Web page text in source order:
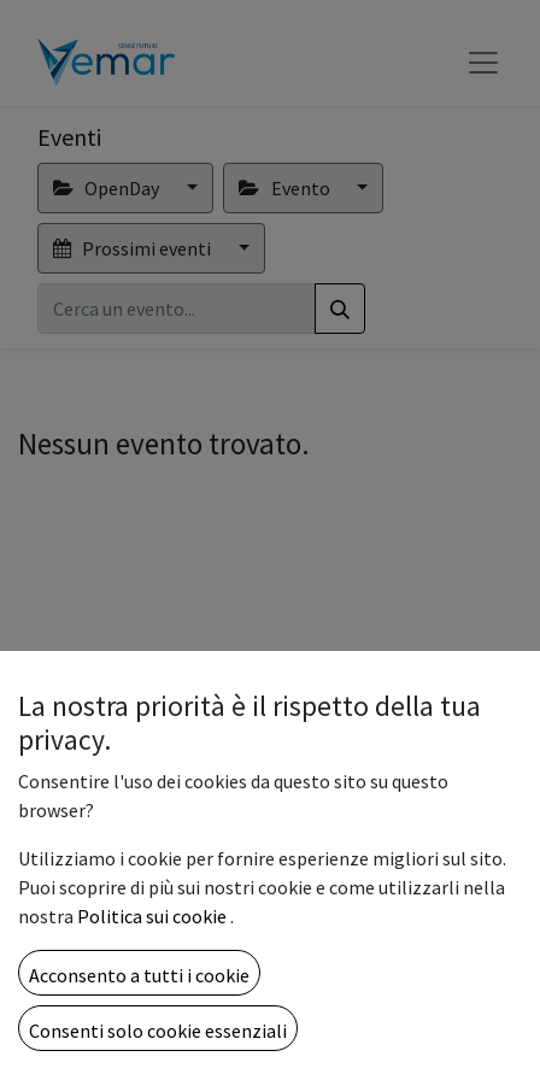
Eventi
OpenDay Evento
Prossimi eventi
Nessun evento trovato.
Copyright © Vemar sas
Fornito da - Il n° 1 tra gli
La nostra priorità è il rispetto della tua
privacy.
Consentire l'uso dei cookies da questo sito su questo
browser?
Utilizziamo i cookie per fornire esperienze migliori sul sito.
Puoi scoprire di più sui nostri cookie e come utilizzarli nella
nostra Politica sui cookie .
Acconsento a tutti i cookie
Consenti solo cookie essenziali